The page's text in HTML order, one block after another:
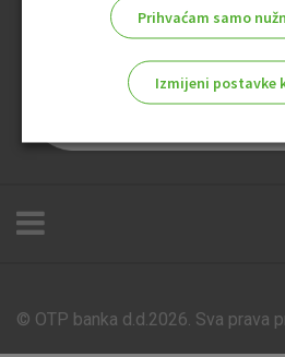
Poslovnice i bankomati
© OTP banka d.d.2026. Sva prava
Prihvaćam samo
Izmijeni postavke